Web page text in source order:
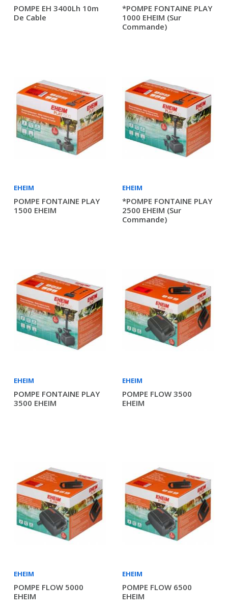
POMPE EH 3400Lh 10m
De Cable
*POMPE FONTAINE PLAY
1000 EHEIM (sur
Commande)
EHEIM
POMPE FONTAINE PLAY
1500 EHEIM
EHEIM
*POMPE FONTAINE PLAY
2500 EHEIM (sur
Commande)
EHEIM
POMPE FONTAINE PLAY
3500 EHEIM
EHEIM
POMPE FLOW 3500
EHEIM
EHEIM
POMPE FLOW 5000
EHEIM
EHEIM
POMPE FLOW 6500
EHEIM